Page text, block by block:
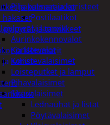
Pihapatsaat ja koristeet
Postilaatikot
ja lamput
Aurinkokennovalot
Koristevalot
Koristevalaisimet
Loisteputket ja lamput
Pihavalaisimet
Sisävalaisimet
Lednauhat ja listat
Pöytävalaisimet
ja kulmaraudat
hakaset
pylpyrät ja tarvikkeet
ja klemmarit
kahvat